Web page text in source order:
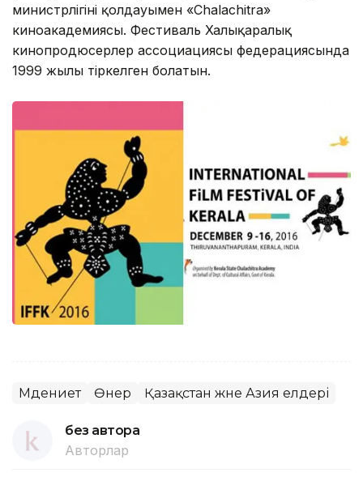
министрлігінің қолдауымен «Chalachitra»
киноакадемиясы. Фестиваль Халықаралық
кинопродюсерлер ассоциациясы федерациясында
1999 жылы тіркелген болатын.
Мәдениет Өнер Қазақстан және Азия елдері
без автора
Авторлар